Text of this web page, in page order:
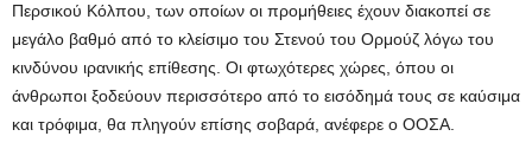
Περσικού Κόλπου, των οποίων οι προμήθειες έχουν διακοπεί σε
μεγάλο βαθμό από το κλείσιμο του Στενού του Ορμούζ λόγω του
κινδύνου ιρανικής επίθεσης. Οι φτωχότερες χώρες, όπου οι
άνθρωποι ξοδεύουν περισσότερο από το εισόδημά τους σε καύσιμα
και τρόφιμα, θα πληγούν επίσης σοβαρά, ανέφερε ο ΟΟΣΑ.